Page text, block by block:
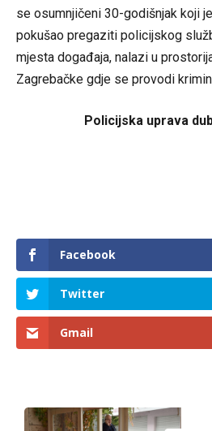
se osumnjičeni 30-godišnjak koji
pokušao pregaziti policijskog
mjesta događaja, nalazi u
Zagrebačke gdje se provodi
Policijska uprava
Facebook
Twitter
Gmail